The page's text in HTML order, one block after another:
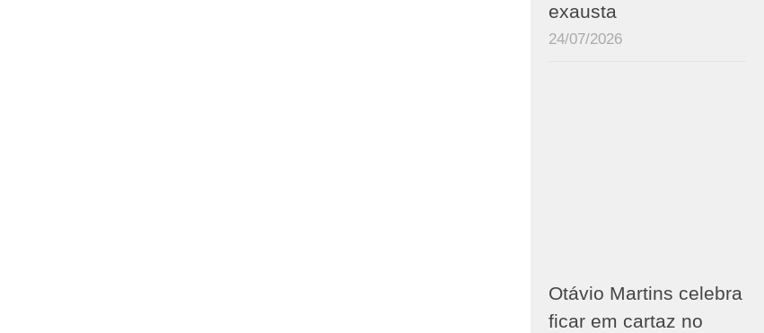
exausta
24/07/2026
Otávio Martins celebra
ficar em cartaz no